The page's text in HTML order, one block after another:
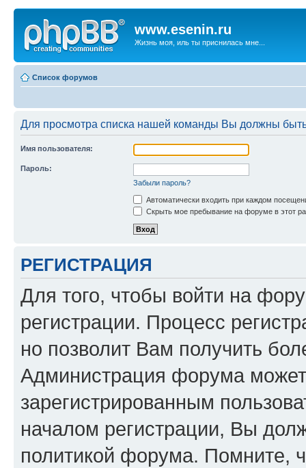
www.esenin.ru
Жизнь моя, иль ты приснилась мне...
Список форумов
Для просмотра списка нашей команды Вы должны
Имя пользователя:
Пароль:
Забыли пароль?
Автоматически входить при каждом
Скрыть мое пребывание на форуме в этот
РЕГИСТРАЦИЯ
Для того, чтобы войти на
регистрации. Процесс
но позволит Вам получить
Администрация форума может
зарегистрированным
началом регистрации, Вы
политикой форума. Помните,